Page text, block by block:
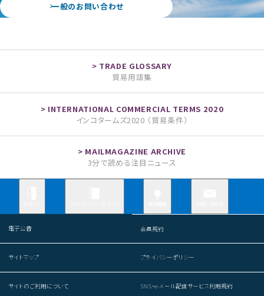
一般のお問い合わせ
貿易用語集
インコタームズ2020 （貿易条件）
3分で読める注目ニュース
電子公告 会員規約
サイトマップ プライバシーポリシー
サイトのご利用について SNS・e-メール配信サービス利用規約